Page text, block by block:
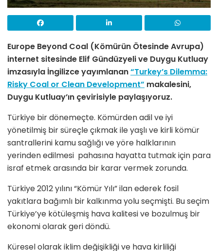
Europe Beyond Coal (Kömürün Ötesinde Avrupa)
internet sitesinde Elif Gündüzyeli ve Duygu Kutluay
imzasıyla İngilizce yayımlanan“Turkey’s Dilemma:
Risky Coal or Clean Development” makalesini,
Duygu Kutluay’ın çevirisiyle paylaşıyoruz.
Türkiye bir dönemeçte. Kömürden adil ve iyi
yönetilmiş bir süreçle çıkmak ile yaşlı ve kirli kömür
santrallerini kamu sağlığı ve yöre halklarının
yerinden edilmesi pahasına hayatta tutmak için para
israf etmek arasında bir karar vermek zorunda.
Türkiye 2012 yılını “Kömür Yılı” ilan ederek fosil
yakıtlara bağımlı bir kalkınma yolu seçmişti. Bu seçim
Türkiye’ye kötüleşmiş hava kalitesi ve bozulmuş bir
ekonomi olarak geri döndü.
Küresel olarak iklim değişikliği ve hava kirliliği